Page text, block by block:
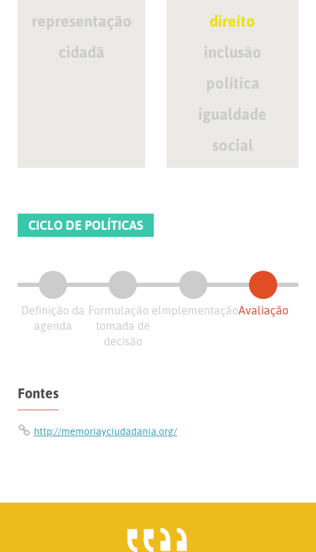
representação
cidadã
direito
inclusão
política
igualdade
social
CICLO DE POLÍTICAS
Definição da
agenda
Formulação e
tomada de
decisão
ImplementaçãoAvaliação
Fontes
http://memoriayciudadania.org/